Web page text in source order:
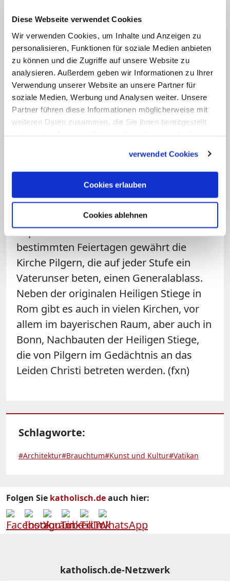
Diese Webseite verwendet Cookies
Wir verwenden Cookies, um Inhalte und Anzeigen zu
personalisieren, Funktionen für soziale Medien anbieten
zu können und die Zugriffe auf unsere Website zu
analysieren. Außerdem geben wir Informationen zu Ihrer
Verwendung unserer Website an unsere Partner für
soziale Medien, Werbung und Analysen weiter. Unsere
Partner führen diese Informationen möglicherweise mit
weiteren Daten zusammen, die Sie ihnen bereitgestellt
verwendet Cookies
Cookies erlauben
Cookies ablehnen
Passionistenpater Francesco Guerra, die
Freilegung des Marmors als
"außerordentliche Gelegenheit, die
gleichen Stufen wie Jesus zu berühren
und den von vielen Menschen vor uns
bezeugten Glauben zu sehen."
Pilger betreten die Heilige Stiege
Jesu nachzuvollziehen. Der Legende nach
wurden die Stufen im Jahr 326 von der
heiligen Helena nach Rom gebracht.
Ursprünglich war die Treppe der Zugang
palast.Heuteführt sie zur
Kapelle "Sancta Sanctorum". An
bestimmten Feiertagen gewährt die
Kirche Pilgern, die auf jeder Stufe ein
Vaterunser beten, einen Generalablass.
Neben der originalen Heiligen Stiege in
Rom gibt es auch in vielen Kirchen, vor
allem im bayerischen Raum, aber auch in
Bonn, Nachbauten der Heiligen Stiege,
die von Pilgern im Gedächtnis an das
Leiden Christi betreten werden. (fxn)
Schlagworte:
#Architektur#Brauchtum#Kunst und Kultur#Vatikan
Folgen Sie katholisch.deauch hier:
katholisch.de-Netzwerk